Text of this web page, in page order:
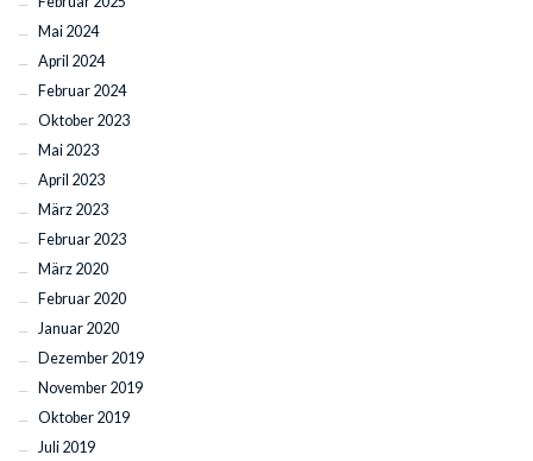
Mai 2024
April 2024
Februar 2024
Oktober 2023
Mai 2023
April 2023
März 2023
Februar 2023
März 2020
Februar 2020
Januar 2020
Dezember 2019
November 2019
Oktober 2019
Juli 2019